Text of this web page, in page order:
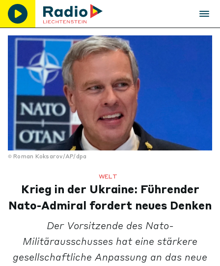
Roman Koksarov/AP/dpa
WELT
Krieg in der Ukraine: Führender
Nato-Admiral fordert neues Denken
Der Vorsitzende des Nato-
Militärausschusses hat eine stärkere
gesellschaftliche Anpassung an das neue